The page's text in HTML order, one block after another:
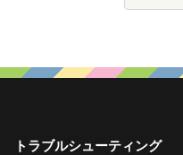
トラブルシューティング